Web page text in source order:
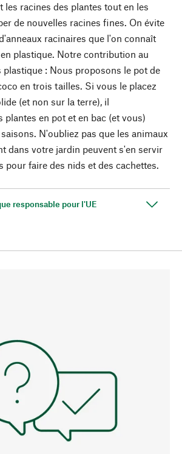
les racines des plantes tout en les
de nouvelles racines fines. On évite
racinaires que l'on connaît
plastique. Notre contribution au
plastique : Nous proposons le pot de
en trois tailles. Si vous le placez
(et non sur la terre), il
plantes en pot et en bac (et vous)
N'oubliez pas que les animaux
dans votre jardin peuvent s'en servir
pour faire des nids et des cachettes.
responsable pour l'UE